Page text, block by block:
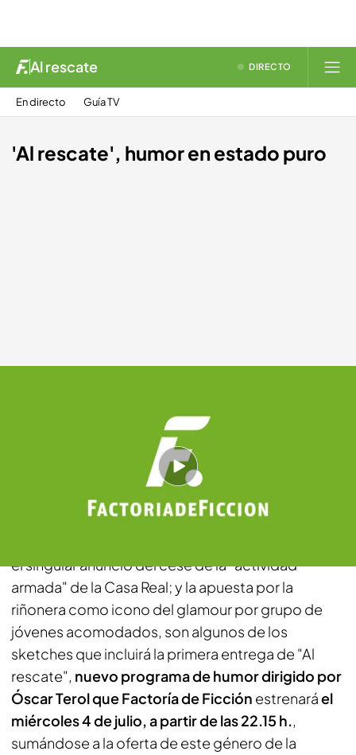
Al rescate DIRECTO
En directo Guía TV
'Al rescate', humor en estado puro
La firme defensa del técnico argentino Marcelo
el singular anuncio del cese de la "actividad
armada" de la Casa Real; y la apuesta por la
riñonera como icono del glamour por grupo de
jóvenes acomodados, son algunos de los
sketches que incluirá la primera entrega de "Al
rescate", nuevo programa de humor dirigido por
Óscar Terol que Factoría de Ficción estrenaráel
miércoles 4 de julio, a partir de las 22.15 h.,
sumándose a la oferta de este género de la